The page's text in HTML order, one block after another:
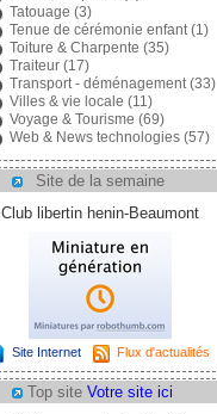
Tatouage (3)
Tenue de cérémonie enfant(1)
Toiture & Charpente (35)
Traiteur(17)
Transport - déménagement(33)
Villes & vie locale (11)
Voyage & Tourisme (69)
Web & News technologies(57)
Site de la semaine
Club libertin henin-Beaumont
Site Internet Flux d'actualités
Top site Votre site ici